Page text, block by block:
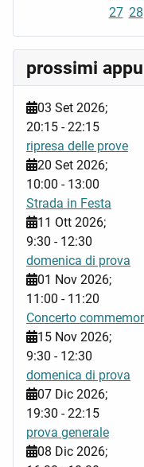
27 28
prossimi
03 Set 2026;
20:15 -22:15
ripresa delle prove
20 Set 2026;
10:00 - 13:00
Strada in Festa
11 Ott 2026;
9:30 - 12:30
domenica di prova
01 Nov 2026;
11:00 - 11:20
Concerto
15 Nov 2026;
9:30 - 12:30
domenica di prova
07 Dic 2026;
19:30 -22:15
prova generale
08 Dic 2026;